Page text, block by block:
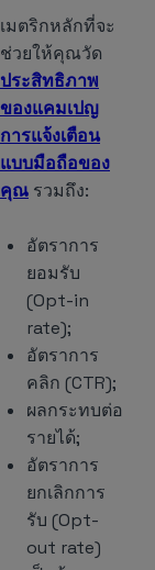
เมตริกหลักที่จะ
ช่วยให้คุณวัด
ประสิทธิภาพ
ของแคมเปญ
การแจ้งเตือน
แบบมือถือของ
คุณ รวมถึง:
อัตราการ
ยอมรับ
(Opt-in
rate);
อัตราการ
คลิก (CTR);
ผลกระทบต่อ
รายได้;
อัตราการ
ยกเลิกการ
รับ (Opt-
out rate)